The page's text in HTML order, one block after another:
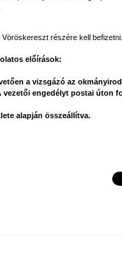
részére kell befizetni.
előírások:
a vizsgázó az
engedélyt postai úton
alapján összeállítva.